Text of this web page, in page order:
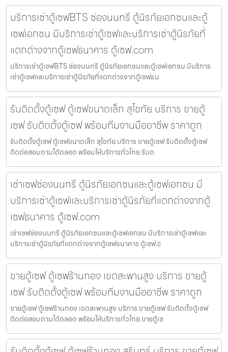
บริการเช่าตู้เซฟBTS ช่องนนทรี ตู้นิรภัยเอกชนและตู้
เซฟเอกชน มีบริการเช่าตู้เซฟและบริการเช่าตู้นิรภัยที่
แตกต่างจากตู้เซฟธนาคาร ตู้เซฟ.com
บริการเช่าตู้เซฟBTS ช่องนนทรี ตู้นิรภัยเอกชนและตู้เซฟเอกชน มีบริการ
เช่าตู้เซฟและบริการเช่าตู้นิรภัยที่แตกต่างจากตู้เซฟธน
รับติดตั้งตู้เซฟ ตู้เซฟขนาดเล็ก สุโขทัย บริการ ขายตู้
เซฟ รับติดตั้งตู้เซฟ พร้อมทีมงานมืออาชีพ ราคาถูก
รับติดตั้งตู้เซฟ ตู้เซฟขนาดเล็ก สุโขทัย บริการ ขายตู้เซฟ รับติดตั้งตู้เซฟ
ติดต่อสอบถามได้ตลอด พร้อมให้บริการทั่วไทย รับต
เช่าเซฟช่องนนทรี ตู้นิรภัยเอกชนและตู้เซฟเอกชน มี
บริการเช่าตู้เซฟและบริการเช่าตู้นิรภัยที่แตกต่างจากตู้
เซฟธนาคาร ตู้เซฟ.com
เช่าเซฟช่องนนทรี ตู้นิรภัยเอกชนและตู้เซฟเอกชน มีบริการเช่าตู้เซฟและ
บริการเช่าตู้นิรภัยที่แตกต่างจากตู้เซฟธนาคาร ตู้เซฟ.c
ขายตู้เซฟ ตู้เซฟร้านทอง เขตสะพานสูง บริการ ขายตู้
เซฟ รับติดตั้งตู้เซฟ พร้อมทีมงานมืออาชีพ ราคาถูก
ขายตู้เซฟ ตู้เซฟร้านทอง เขตสะพานสูง บริการ ขายตู้เซฟ รับติดตั้งตู้เซฟ
ติดต่อสอบถามได้ตลอด พร้อมให้บริการทั่วไทย ขายตู้เซ